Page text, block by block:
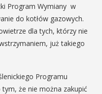
Program Wymiany w
do kotłów gazowych.
dla tych, którzy nie
już takiego
Programu
że nie można zakupić